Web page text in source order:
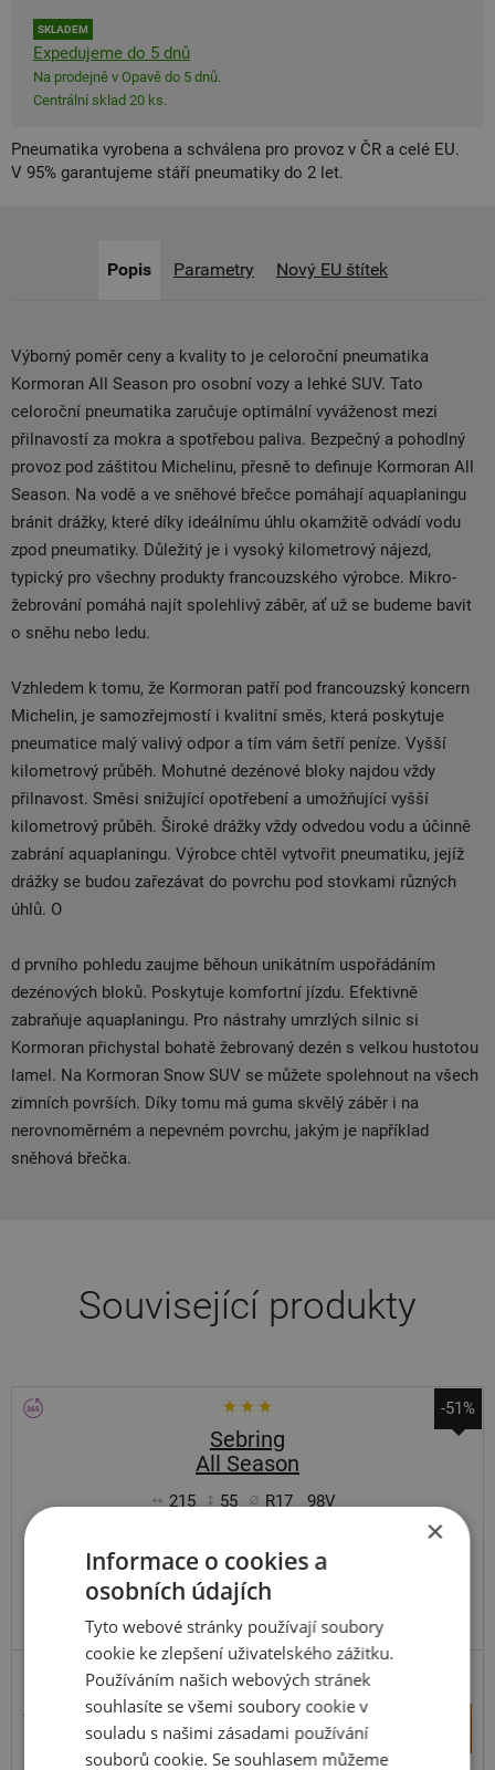
SKLADEM
Expedujeme do 5 dnů
Na prodejně v Opavě do 5 dnů.
Centrální sklad 20 ks.
Pneumatika vyrobena a schválena pro provoz v ČR a celé EU.
V 95% garantujeme stáří pneumatiky do 2 let.
Popis Parametry Nový EU štítek
Výborný poměr ceny a kvality to je celoroční pneumatika
Kormoran All Season pro osobní vozy a lehké SUV. Tato
celoroční pneumatika zaručuje optimální vyváženost mezi
přilnavostí za mokra a spotřebou paliva. Bezpečný a pohodlný
provoz pod záštitou Michelinu, přesně to definuje Kormoran All
Season. Na vodě a ve sněhové břečce pomáhají aquaplaningu
bránit drážky, které díky ideálnímu úhlu okamžitě odvádí vodu
zpod pneumatiky. Důležitý je i vysoký kilometrový nájezd,
typický pro všechny produkty francouzského výrobce. Mikro-
žebrování pomáhá najít spolehlivý záběr, ať už se budeme bavit
o sněhu nebo ledu.
Vzhledem k tomu, že Kormoran patří pod francouzský koncern
Michelin, je samozřejmostí i kvalitní směs, která poskytuje
pneumatice malý valivý odpor a tím vám šetří peníze. Vyšší
kilometrový průběh. Mohutné dezénové bloky najdou vždy
přilnavost. Směsi snižující opotřebení a umožňující vyšší
kilometrový průběh. Široké drážky vždy odvedou vodu a účinně
zabrání aquaplaningu. Výrobce chtěl vytvořit pneumatiku, jejíž
drážky se budou zařezávat do povrchu pod stovkami různých
úhlů. O
d prvního pohledu zaujme běhoun unikátním uspořádáním
dezénových bloků. Poskytuje komfortní jízdu. Efektivně
zabraňuje aquaplaningu. Pro nástrahy umrzlých silnic si
Kormoran přichystal bohatě žebrovaný dezén s velkou hustotou
lamel. Na Kormoran Snow SUV se můžete spolehnout na všech
zimních površích. Díky tomu má guma skvělý záběr i na
nerovnoměrném a nepevném povrchu, jakým je například
sněhová břečka.
Související produkty
-51%
Sebring
All Season
215 55 R17 98V
3 558 Kč
1 740 Kč
+
–
×
Informace o cookies a
osobních údajích
Tyto webové stránky používají soubory
cookie ke zlepšení uživatelského zážitku.
Používáním našich webových stránek
souhlasíte se všemi soubory cookie v
souladu s našimi zásadami používání
souborů cookie. Se souhlasem můžeme